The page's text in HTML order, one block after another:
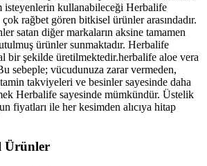
isteyenlerin kullanabileceği Herbalife
rağbet gören bitkisel ürünler arasındadır.
satan diğer markaların aksine tamamen
ürünler sunmaktadır. Herbalife
bir şekilde üretilmektedir.herbalife aloe vera
sebeple; vücudunuza zarar vermeden,
takviyeleri ve besinler sayesinde daha
Herbalife sayesinde mümkündür. Üstelik
fiyatları ile her kesimden alıcıya hitap
Ürünler